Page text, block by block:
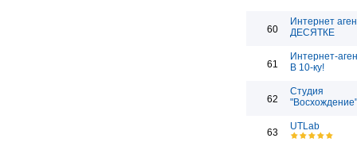
60
Интернет
ДЕСЯТКЕ
61
Интернет-
В 10-ку!
62
Студия
"Восхождение"
63
UTLab